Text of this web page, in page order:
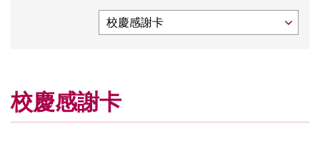
校慶感謝卡